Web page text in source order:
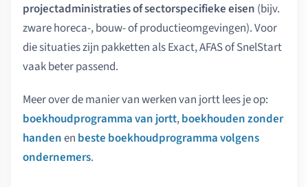
projectadministraties of sectorspecifieke eisen (bijv.
zware horeca-, bouw- of productieomgevingen). Voor
die situaties zijn pakketten als Exact, AFAS of SnelStart
vaak beter passend.
Meer over de manier van werken van jortt lees je op:
boekhoudprogramma van jortt,boekhouden zonder
handenen beste boekhoudprogramma volgens
ondernemers.